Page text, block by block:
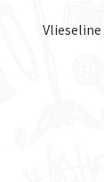
Vlieseline